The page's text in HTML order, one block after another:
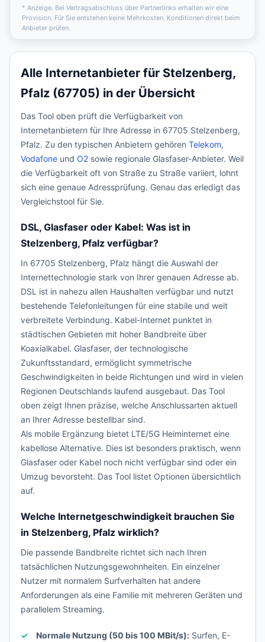
* Anzeige. Bei Vertragsabschluss über Partnerlinks erhalten wir eine
Provision. Für Sie entstehen keine Mehrkosten. Konditionen direkt beim
Anbieter prüfen.
Alle Internetanbieter für Stelzenberg,
Pfalz (67705) in der Übersicht
Das Tool oben prüft die Verfügbarkeit von
Internetanbietern für Ihre Adresse in 67705 Stelzenberg,
Pfalz. Zu den typischen Anbietern gehören Telekom,
Vodafone und O2 sowie regionale Glasfaser-Anbieter. Weil
die Verfügbarkeit oft von Straße zu Straße variiert, lohnt
sich eine genaue Adressprüfung. Genau das erledigt das
Vergleichstool für Sie.
DSL, Glasfaser oder Kabel: Was ist in
Stelzenberg, Pfalz verfügbar?
In 67705 Stelzenberg, Pfalz hängt die Auswahl der
Internettechnologie stark von Ihrer genauen Adresse ab.
DSL ist in nahezu allen Haushalten verfügbar und nutzt
bestehende Telefonleitungen für eine stabile und weit
verbreitete Verbindung. Kabel-Internet punktet in
städtischen Gebieten mit hoher Bandbreite über
Koaxialkabel. Glasfaser, der technologische
Zukunftsstandard, ermöglicht symmetrische
Geschwindigkeiten in beide Richtungen und wird in vielen
Regionen Deutschlands laufend ausgebaut. Das Tool
oben zeigt Ihnen präzise, welche Anschlussarten aktuell
an Ihrer Adresse bestellbar sind.
Als mobile Ergänzung bietet LTE/5G Heiminternet eine
kabellose Alternative. Dies ist besonders praktisch, wenn
Glasfaser oder Kabel noch nicht verfügbar sind oder ein
Umzug bevorsteht. Das Tool listet Optionen übersichtlich
auf.
Welche Internetgeschwindigkeit brauchen Sie
in Stelzenberg, Pfalz wirklich?
Die passende Bandbreite richtet sich nach Ihren
tatsächlichen Nutzungsgewohnheiten. Ein einzelner
Nutzer mit normalem Surfverhalten hat andere
Anforderungen als eine Familie mit mehreren Geräten und
parallelem Streaming.
Normale Nutzung (50 bis 100 MBit/s): Surfen, E-